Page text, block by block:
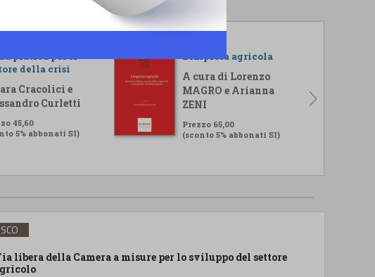
della crisi
Cracolici e
Curletti
45,60
5% abbonati SI)
L'impresa agricola
A cura di Lorenzo
MAGRO e Arianna
ZENI
Prezzo 65,00
(sconto 5% abbonati SI)
libera della Camera a misure per lo sviluppo del settore